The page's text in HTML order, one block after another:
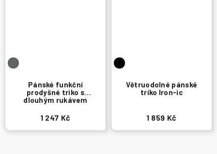
Pánské funkční
prodyšné triko s
dlouhým rukávem
1 247 Kč
Větruodolné pánské
triko Iron-ic
1 859 Kč